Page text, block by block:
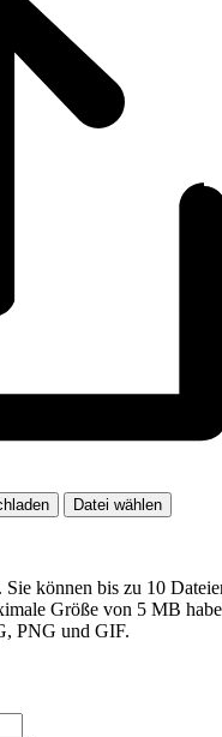
Datei wählen
können bis zu 10
Größe von 5 MB
PNG und GIF.